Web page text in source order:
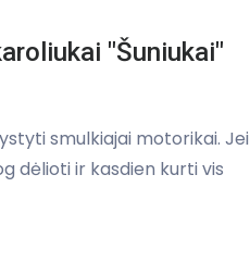
"Šuniukai"
smulkiajai motorikai. Jei
dėlioti ir kasdien kurti vis